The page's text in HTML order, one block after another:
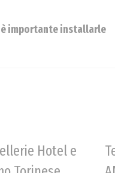
è importante installarle
Hotel e